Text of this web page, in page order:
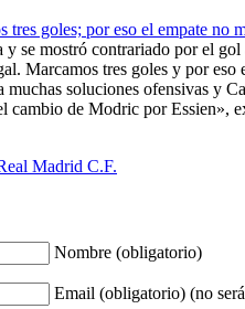
goles; por eso el empate no
se mostró contrariado por el
Marcamos tres goles y por
soluciones ofensivas y
cambio de Modric por
Madrid C.F.
Nombre (obligatorio)
Email (obligatorio) (no